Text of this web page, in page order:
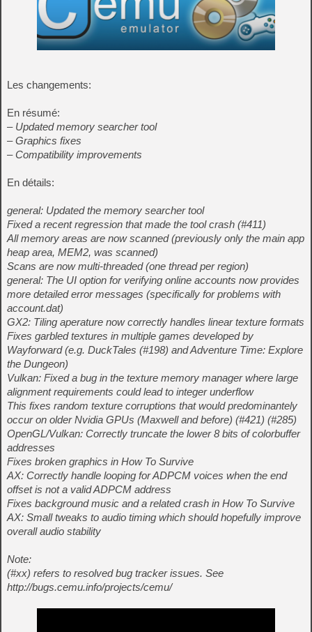
Les changements:
En résumé:
– Updated memory searcher tool
– Graphics fixes
– Compatibility improvements
En détails:
general: Updated the memory searcher tool
Fixed a recent regression that made the tool crash (#411)
All memory areas are now scanned (previously only the main app
heap area, MEM2, was scanned)
Scans are now multi-threaded (one thread per region)
general: The UI option for verifying online accounts now provides
more detailed error messages (specifically for problems with
account.dat)
GX2: Tiling aperature now correctly handles linear texture formats
Fixes garbled textures in multiple games developed by
Wayforward (e.g. DuckTales (#198) and Adventure Time: Explore
the Dungeon)
Vulkan: Fixed a bug in the texture memory manager where large
alignment requirements could lead to integer underflow
This fixes random texture corruptions that would predominantely
occur on older Nvidia GPUs (Maxwell and before) (#421) (#285)
OpenGL/Vulkan: Correctly truncate the lower 8 bits of colorbuffer
addresses
Fixes broken graphics in How To Survive
AX: Correctly handle looping for ADPCM voices when the end
offset is not a valid ADPCM address
Fixes background music and a related crash in How To Survive
AX: Small tweaks to audio timing which should hopefully improve
overall audio stability
Note:
(#xx) refers to resolved bug tracker issues. See
http://bugs.cemu.info/projects/cemu/